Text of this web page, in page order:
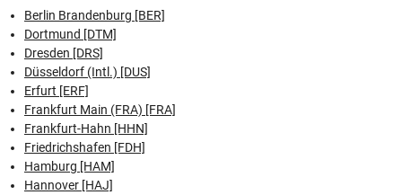
Berlin Brandenburg [BER]
Dortmund [DTM]
Dresden [DRS]
Düsseldorf (Intl.) [DUS]
Erfurt [ERF]
Frankfurt Main (FRA) [FRA]
Frankfurt-Hahn [HHN]
Friedrichshafen [FDH]
Hamburg [HAM]
Hannover [HAJ]